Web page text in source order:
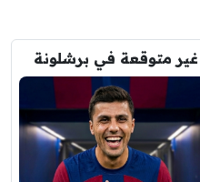
متوقعة في برشلونة